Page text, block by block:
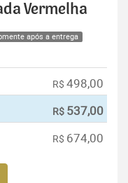
Vermelha
após a entrega
R$ 498,00
R$ 537,00
R$ 674,00